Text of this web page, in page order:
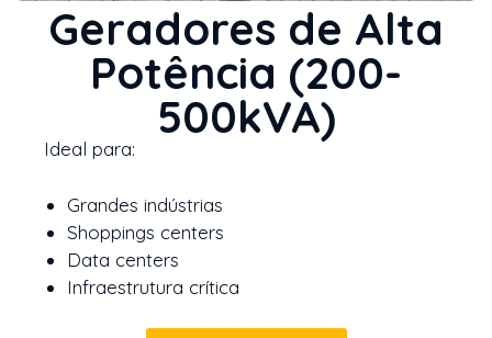
Geradores de Alta
Potência (200-
500kVA)
Ideal para:
Grandes indústrias
Shoppings centers
Data centers
Infraestrutura crítica